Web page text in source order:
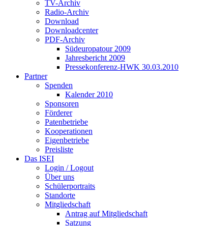
TV-Archiv
Radio-Archiv
Download
Downloadcenter
PDF-Archiv
Südeuropatour 2009
Jahresbericht 2009
Pressekonferenz-HWK 30.03.2010
Partner
Spenden
Kalender 2010
Sponsoren
Förderer
Patenbetriebe
Kooperationen
Eigenbetriebe
Preisliste
Das ISEI
Login / Logout
Über uns
Schülerportraits
Standorte
Mitgliedschaft
Antrag auf Mitgliedschaft
Satzung